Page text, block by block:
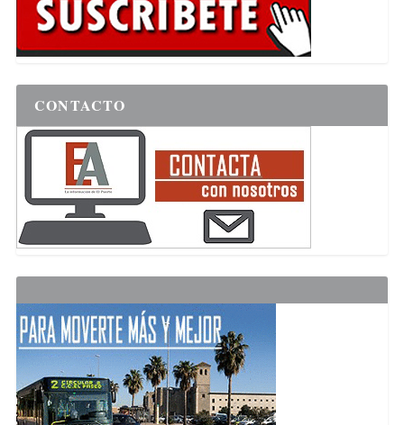
CONTACTO